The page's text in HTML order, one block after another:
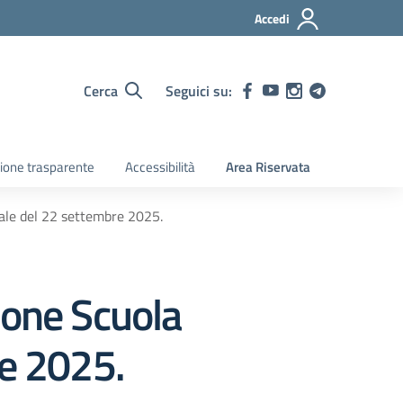
Accedi
Cerca Seguici su:
trasparente Accessibilità Area Riservata
del 22 settembre 2025.
Scuola
2025.